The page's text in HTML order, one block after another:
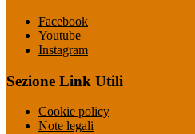
Facebook
Youtube
Instagram
Sezione Link Utili
Cookie policy
Note legali